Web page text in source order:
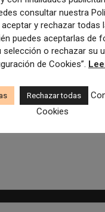
Mundial
consultar nuestra
aceptar y rechazar todas
puedes aceptarlas de
selección o rechazar su
de Cookies”.
Rechazar todas
Cookies